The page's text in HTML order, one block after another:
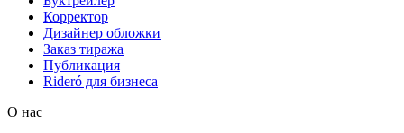
Корректор
Дизайнер обложки
Заказ тиража
Публикация
Rideró для бизнеса
О нас